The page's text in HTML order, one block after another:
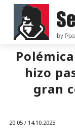
hizo
gran
20:05 / 14.10.2025